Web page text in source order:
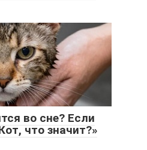
во сне? Если
что значит?»